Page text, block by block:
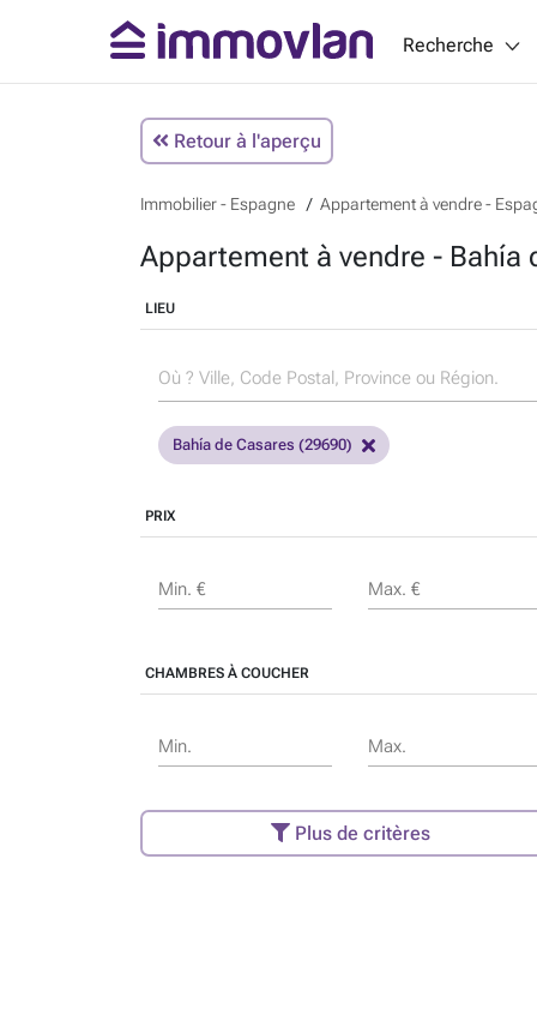
Recherche
Retour à l'aperçu
Immobilier - Espagne Appartement à vendre -
Appartement à vendre - Bahía
LIEU
Bahía de Casares (29690)
PRIX
Min. € Max. €
CHAMBRES À COUCHER
Min. Max.
Plus de critères